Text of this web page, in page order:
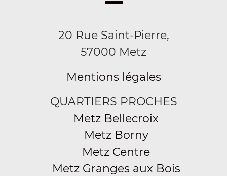
20 Rue Saint-Pierre,
57000 Metz
Mentions légales
QUARTIERS PROCHES
Metz Bellecroix
Metz Borny
Metz Centre
Metz Granges aux Bois